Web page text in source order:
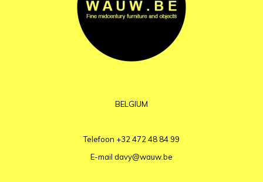
BELGIUM
Telefoon +32 472 48 84 99
E-mail davy@wauw.be